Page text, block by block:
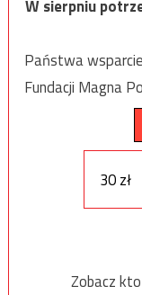
W sierpniu
Państwa
Fundacji Magna
30 zł
Zobacz